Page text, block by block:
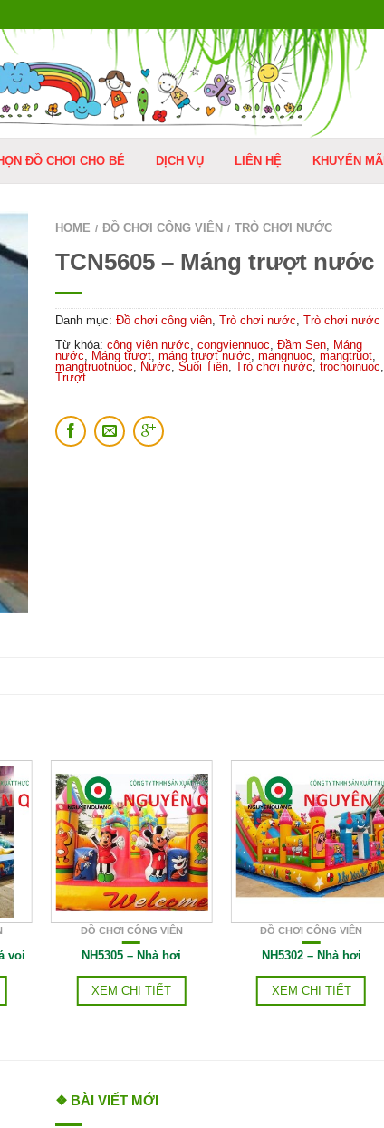
ĐỒ CHƠI CHO BÉ DỊCH VỤ LIÊN HỆ KHUYẾN MÃI
HOME / ĐỒ CHƠI CÔNG VIÊN / TRÒ CHƠI NƯỚC
TCN5605 – Máng trượt nước
Danh mục: Đồ chơi công viên Trò chơi nước Trò chơi nước
Từ khóa: công viên nước congviennuoc Đầm Sen
Máng
nước
Máng trượt máng trượt nước mangnuoc mangtruot
mangtruotnuoc
Nước Suối Tiên Trò chơi nước trochoinuoc
Trượt
voi
ĐỒ CHƠI CÔNG VIÊN
NH5305 – Nhà hơi
XEM CHI TIẾT
ĐỒ CHƠI CÔNG VIÊN
NH5302 – Nhà hơi
XEM CHI TIẾT
❖ BÀI VIẾT MỚI